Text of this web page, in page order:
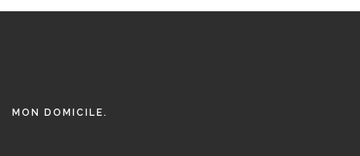
MON DOMICILE.